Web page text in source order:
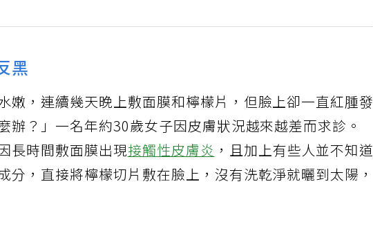
黑
嫩，連續幾天晚上敷面膜和檸檬片，但臉上卻一直紅腫發
辦？」一名年約30歲女子因皮膚狀況越來越差而求診。
長時間敷面膜出現接觸性皮膚炎 ，且加上有些人並不知道
分，直接將檸檬切片敷在臉上，沒有洗乾淨就曬到太陽，